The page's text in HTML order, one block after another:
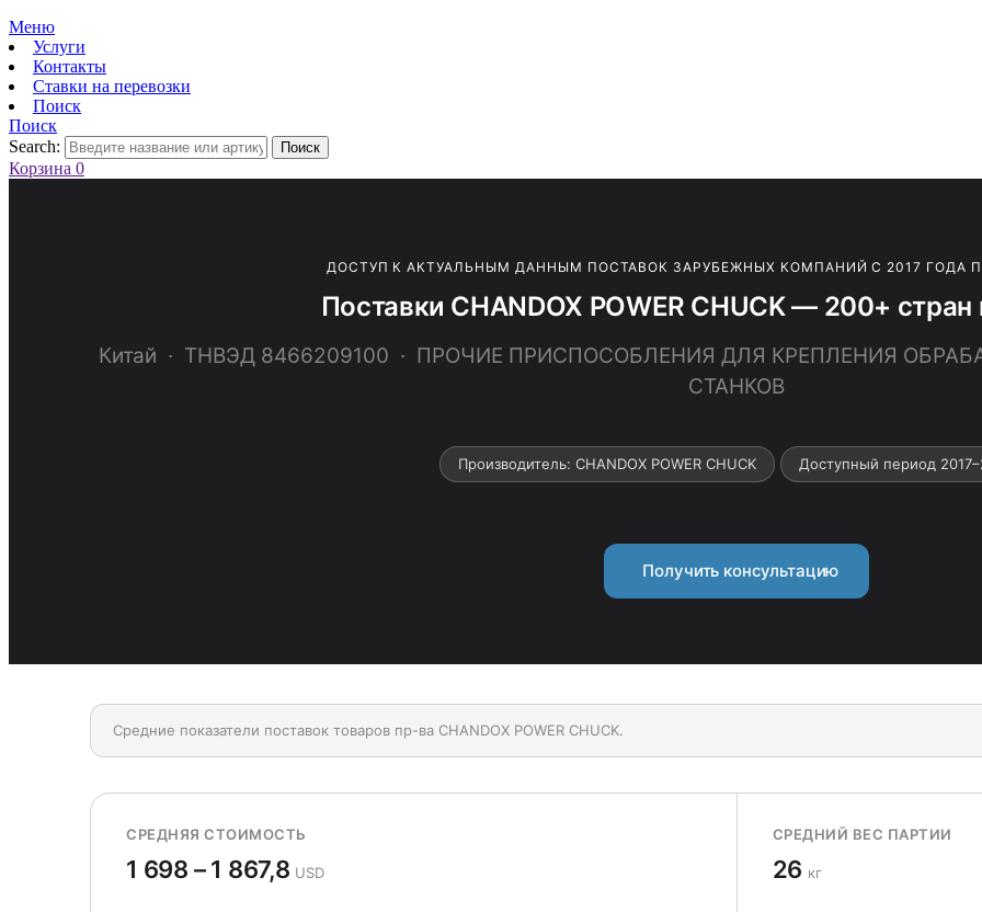
Меню
Услуги
Контакты
Ставки на перевозки
Поиск
Поиск
Search:
Поиск
Корзина 0
ДОСТУП К АКТУАЛЬНЫМ ДАННЫМ ПОСТАВОК ЗАРУБЕЖНЫХ КОМПАНИЙ С 2017 ГОДА
Поставки CHANDOX POWER CHUCK — 200+ стран
Китай · ТНВЭД 8466209100 · ПРОЧИЕ ПРИСПОСОБЛЕНИЯ ДЛЯ КРЕПЛЕНИЯ
СТАНКОВ
Производитель: CHANDOX POWER CHUCK Доступный период
Получить консультацию
Средние показатели поставок товаров пр-ва CHANDOX POWER CHUCK.
СРЕДНЯЯ СТОИМОСТЬ
1 698 – 1 867,8 USD
СРЕДНИЙ ВЕС ПАРТИИ
26 кг